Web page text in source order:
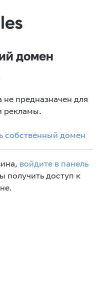
домен
не предназначен для
рекламы.
собственный домен
войдите в панель
получить доступ к